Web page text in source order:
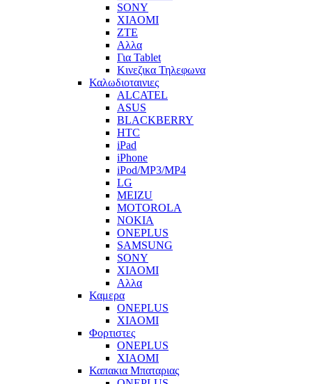
SONY
XIAOMI
ZTE
Αλλα
Για Tablet
Κινεζικα Τηλεφωνα
Καλωδιοταινιες
ALCATEL
ASUS
BLACKBERRY
HTC
iPad
iPhone
iPod/MP3/MP4
LG
MEIZU
MOTOROLA
NOKIA
ONEPLUS
SAMSUNG
SONY
XIAOMI
Αλλα
Καμερα
ONEPLUS
XIAOMI
Φορτιστες
ONEPLUS
XIAOMI
Καπακια Μπαταριας